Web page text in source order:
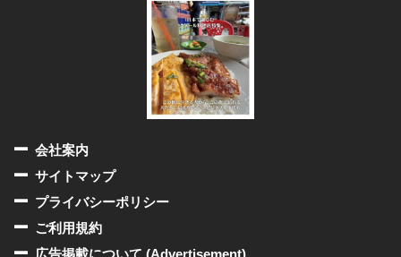
会社案内
サイトマップ
プライバシーポリシー
ご利用規約
広告掲載について (Advertisement)